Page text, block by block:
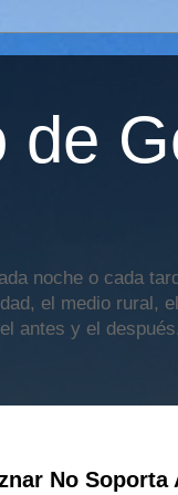
de
noche o cada
el medio rural,
antes y el después.
No Soporta